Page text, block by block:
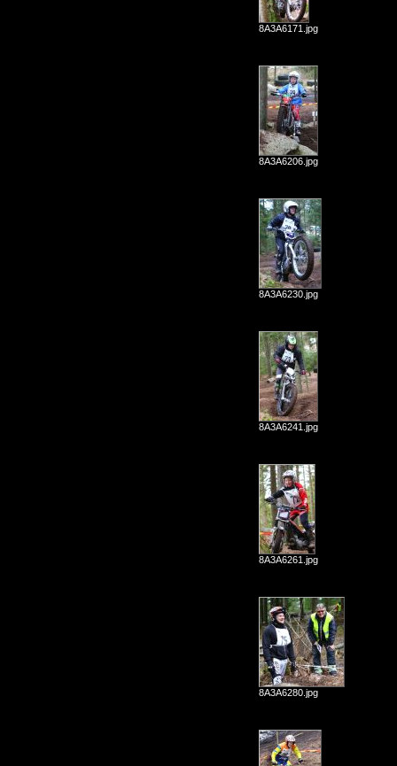
8A3A6171.jpg
8A3A6206.jpg
8A3A6230.jpg
8A3A6241.jpg
8A3A6261.jpg
8A3A6280.jpg